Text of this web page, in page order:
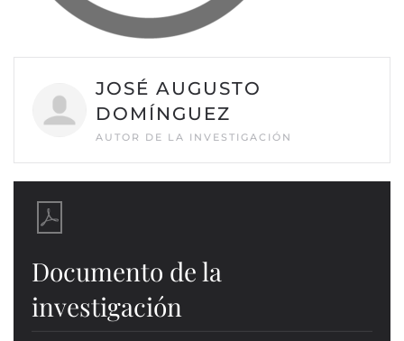
JOSÉ AUGUSTO
DOMÍNGUEZ
AUTOR DE LA INVESTIGACIÓN
Documento de la
investigación